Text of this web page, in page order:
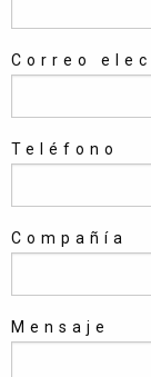
Correo
Teléfono
Compañía
Mensaje